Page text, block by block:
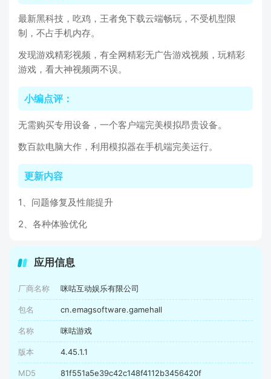
最新黑科技，吃鸡，王者免下载云端畅玩，不受机型限
制，不占手机内存。
发现游戏精彩视频，有全网精彩无广告游戏视频，玩精彩
游戏，看大神视频两不误。
小编点评：
无需购买专用设备，一个客户端完美模拟昂贵设备。
数百款电脑大作，利用模拟器在手机端完美运行。
更新内容
1、问题修复及性能提升
2、各种体验优化
应用信息
厂商名称 咪咕互动娱乐有限公司
包名 cn.emagsoftware.gamehall
名称 咪咕游戏
版本 4.45.1.1
MD5 81f551a5e39c42c148f4112b3456420f